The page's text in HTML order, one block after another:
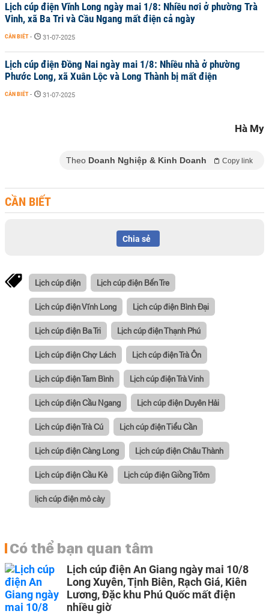
Lịch cúp điện Vĩnh Long ngày mai 1/8: Nhiều nơi ở phường Trà
Vinh, xã Ba Tri và Cầu Ngang mất điện cả ngày
CẦN BIẾT - 31-07-2025
Lịch cúp điện Đồng Nai ngày mai 1/8: Nhiều nhà ở phường
Phước Long, xã Xuân Lộc và Long Thành bị mất điện
CẦN BIẾT - 31-07-2025
Hà My
Theo Doanh Nghiệp & Kinh Doanh Copy link
CẦN BIẾT
Chia sẻ
Lịch cúp điện Lịch cúp điện Bến Tre
Lịch cúp điện Vĩnh Long Lịch cúp điện Bình Đại
Lịch cúp điện Ba Tri Lịch cúp điện Thạnh Phú
Lịch cúp điện Chợ Lách Lịch cúp điện Trà Ôn
Lịch cúp điện Tam Bình Lịch cúp điện Trà Vinh
Lịch cúp điện Cầu Ngang Lịch cúp điện Duyên Hải
Lịch cúp điện Trà Cú Lịch cúp điện Tiểu Cần
Lịch cúp điện Càng Long Lịch cúp điện Châu Thành
Lịch cúp điện Cầu Kè Lịch cúp điện Giồng Trôm
lịch cúp điện mỏ cày
Có thể bạn quan tâm
Lịch cúp điện An Giang ngày mai 10/8
Long Xuyên, Tịnh Biên, Rạch Giá, Kiên
Lương, Đặc khu Phú Quốc mất điện
nhiều giờ